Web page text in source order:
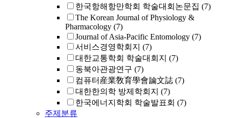
한국항해항만학회 학술대회논문집 (7)
The Korean Journal of Physiology &
Pharmacology (7)
Journal of Asia-Pacific Entomology (7)
서비스경영학회지 (7)
대한교통학회 학술대회지 (7)
동북아관광연구 (7)
컴퓨터産業敎育學會論文誌 (7)
대한한의학 방제학회지 (7)
한국에너지학회 학술발표회 (7)
주제분류